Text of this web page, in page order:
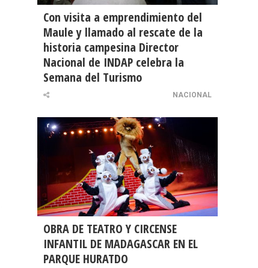
Con visita a emprendimiento del
Maule y llamado al rescate de la
historia campesina Director
Nacional de INDAP celebra la
Semana del Turismo
NACIONAL
OBRA DE TEATRO Y CIRCENSE
INFANTIL DE MADAGASCAR EN EL
PARQUE HURATDO